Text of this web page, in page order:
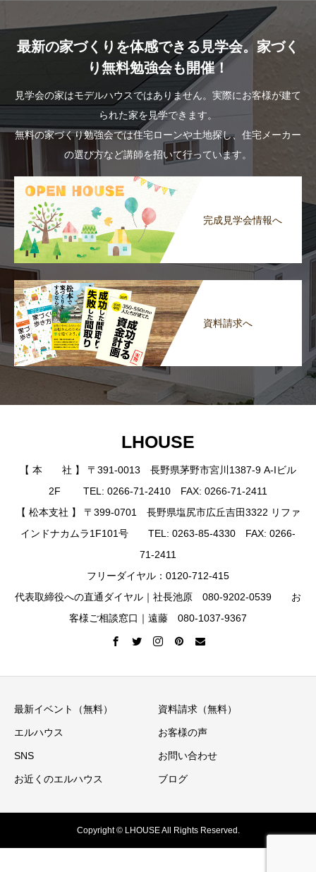
最新の家づくりを体感できる見学会。家づく
り無料勉強会も開催！
見学会の家はモデルハウスではありません。実際にお客様が建て
られた家を見学できます。
無料の家づくり勉強会では住宅ローンや土地探し、住宅メーカー
の選び方など講師を招いて行っています。
完成見学会情報へ
資料請求へ
LHOUSE
【 本 社 】 〒391-0013 長野県茅野市宮川1387-9 A-Iビル
2F TEL: 0266-71-2410 FAX: 0266-71-2411
【 松本支社 】 〒399-0701 長野県塩尻市広丘吉田3322 リファ
インドナカムラ1F101号 TEL: 0263-85-4330 FAX: 0266-
71-2411
フリーダイヤル：0120-712-415
代表取締役への直通ダイヤル｜社長池原 080-9202-0539 お
客様ご相談窓口｜遠藤 080-1037-9367
最新イベント（無料） 資料請求（無料）
エルハウス お客様の声
SNS お問い合わせ
お近くのエルハウス ブログ
Copyright © LHOUSE All Rights Reserved.